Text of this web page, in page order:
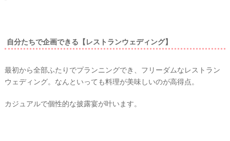
自分たちで企画できる【レストランウェディング】
最初から全部ふたりでプランニングでき、フリーダムなレストラン
ウェディング。なんといっても料理が美味しいのが高得点。
カジュアルで個性的な披露宴が叶います。